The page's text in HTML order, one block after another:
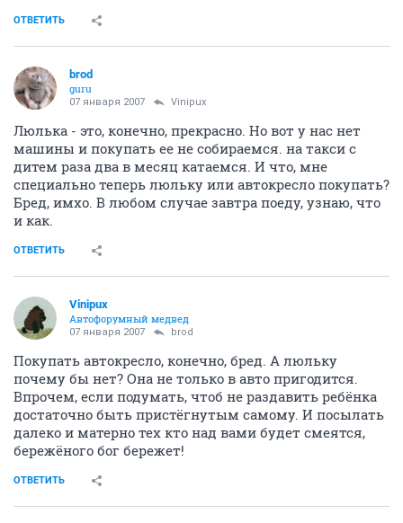
ОТВЕТИТЬ
brod
guru
07 января 2007 Vinipux
Люлька - это, конечно, прекрасно. Но вот у нас нет
машины и покупать ее не собираемся. на такси с
дитем раза два в месяц катаемся. И что, мне
специально теперь люльку или автокресло покупать?
Бред, имхо. В любом случае завтра поеду, узнаю, что
и как.
ОТВЕТИТЬ
Vinipux
Автофорумный медвед
07 января 2007 brod
Покупать автокресло, конечно, бред. А люльку
почему бы нет? Она не только в авто пригодится.
Впрочем, если подумать, чтоб не раздавить ребёнка
достаточно быть пристёгнутым самому. И посылать
далеко и матерно тех кто над вами будет смеятся,
бережёного бог бережет!
ОТВЕТИТЬ